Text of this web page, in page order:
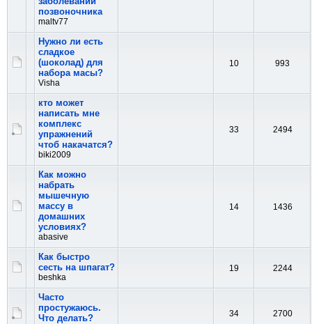
позвоночника
maltv77
Нужно ли есть
сладкое
(шоколад) для
набора масы?
Visha
10 993
кто может
написать мне
комплекс
упражнений
чтоб накачатся?
biki2009
33 2494
Как можно
набрать
мышечную
массу в
домашних
условиях?
abasive
14 1436
Как быстро
сесть на шпагат?
beshka
19 2244
Часто
простужаюсь.
Что делать?
34 2700